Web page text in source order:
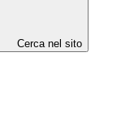
Cerca nel sito